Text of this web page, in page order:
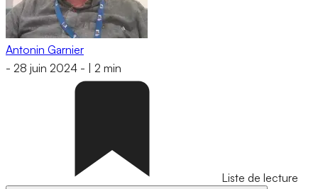
Antonin Garnier
- 28 juin 2024 - 2 min
Liste de lecture